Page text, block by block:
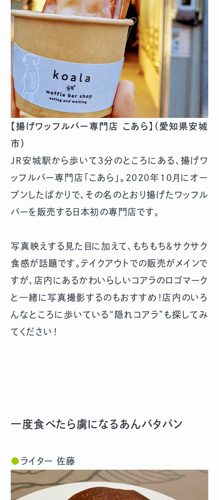
【揚げワッフルバー専門店 こあら】（愛知県安城
市）
JR安城駅から歩いて3分のところにある、揚げワ
ッフルバー専門店「こあら」。2020年10月にオー
プンしたばかりで、その名のとおり揚げたワッフル
バーを販売する日本初の専門店です。
写真映えする見た目に加えて、もちもち＆サクサク
食感が話題です。テイクアウトでの販売がメインで
すが、店内にあるかわいらしいコアラのロゴマーク
と一緒に写真撮影するのもおすすめ！店内のいろ
んなところに歩いている“隠れコアラ”も探してみ
てください！
一度食べたら虜になるあんバタパン
● ライター 佐藤